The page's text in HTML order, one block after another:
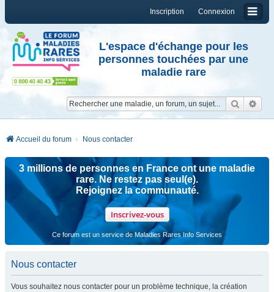
Connexion
Inscription
L'espace d'échange pour les
personnes touchées par une
maladie rare
Accueil du forum Nous contacter
3 millions de personnes en France ont une maladie
rare. Ne restez pas seul(e).
Rejoignez la communauté.
Inscrivez-vous
Ce forum est un service de Maladies Rares Info Services
Nous contacter
Vous souhaitez nous contacter pour un problème technique, la création